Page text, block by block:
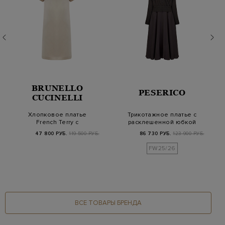
BRUNELLO
CUCINELLI
Хлопковое платье
French Terry с
вышивкой Мониль на
пле…
47 800 РУБ. 119 500 РУБ.
PESERICO
Трикотажное платье с
расклешенной юбкой
из вискозного…
86 730 РУБ. 123 900 РУБ.
FW25/26
ВСЕ ТОВАРЫ БРЕНДА